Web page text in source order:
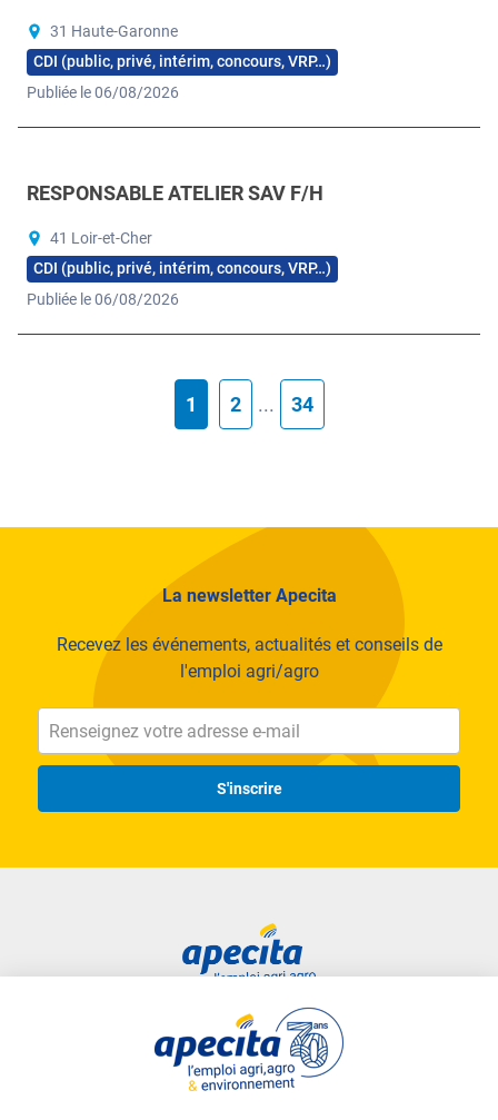
31 Haute-Garonne
CDI (public, privé, intérim, concours, VRP…)
Publiée le 06/08/2026
RESPONSABLE ATELIER SAV F/H
41 Loir-et-Cher
CDI (public, privé, intérim, concours, VRP…)
Publiée le 06/08/2026
1 2 ... 34
La newsletter Apecita
Recevez les événements, actualités et conseils de
l'emploi agri/agro
S'inscrire
Liens utiles